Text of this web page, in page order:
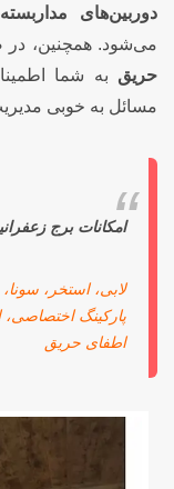
دوربین‌های
می‌شود. همچنین، در
حریق به شما
مسائل به خوبی
امکانات برج
لابی، استخر،
پارکینگ اختصاصی،
اطفای حریق